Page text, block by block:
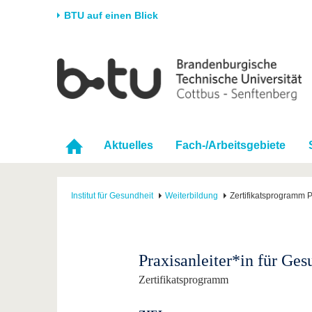
BTU auf einen Blick
Universität
Karriere & Engagement
Forschung
Förderung Im
Aktuelles Fach-/Arbeitsgebiete
Institut für Gesundheit Weiterbildung Zertifikatsprogramm
Praxisanleiter*in für
Zertifikatsprogramm